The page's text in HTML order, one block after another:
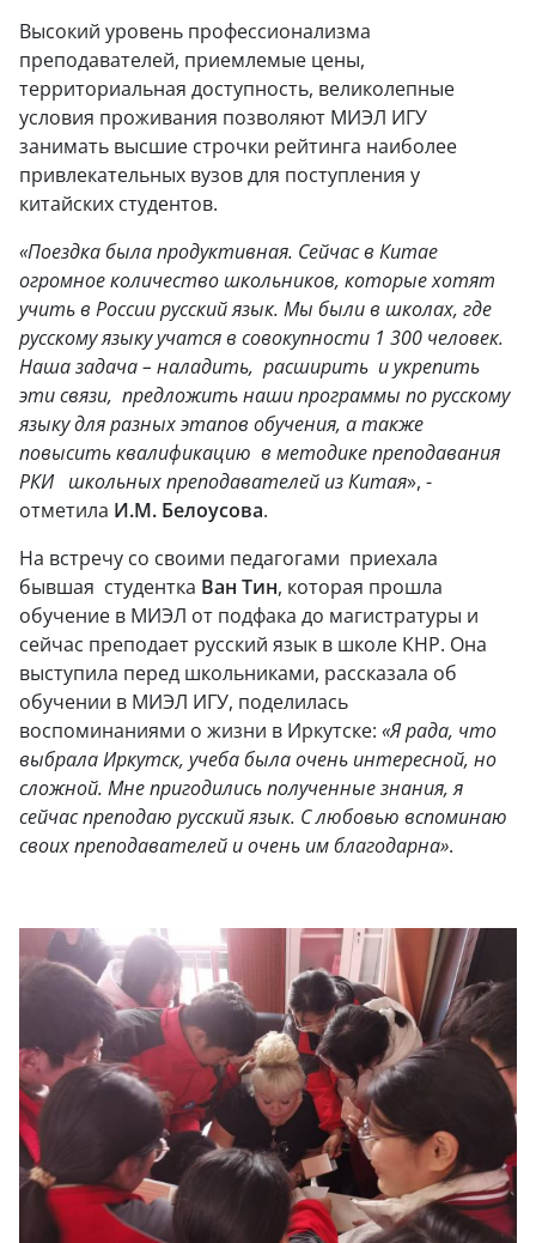
Высокий уровень профессионализма
преподавателей, приемлемые цены,
территориальная доступность, великолепные
условия проживания позволяют МИЭЛ ИГУ
занимать высшие строчки рейтинга наиболее
привлекательных вузов для поступления у
китайских студентов.
«Поездка была продуктивная. Сейчас в Китае
огромное количество школьников, которые хотят
учить в России русский язык. Мы были в школах, где
русскому языку учатся в совокупности 1 300 человек.
Наша задача – наладить, расширить и укрепить
эти связи, предложить наши программы по русскому
языку для разных этапов обучения, а также
повысить квалификацию в методике преподавания
РКИ школьных преподавателей из Китая», -
отметила И.М. Белоусова.
На встречу со своими педагогами приехала
бывшая студентка Ван Тин, которая прошла
обучение в МИЭЛ от подфака до магистратуры и
сейчас преподает русский язык в школе КНР. Она
выступила перед школьниками, рассказала об
обучении в МИЭЛ ИГУ, поделилась
воспоминаниями о жизни в Иркутске: «Я рада, что
выбрала Иркутск, учеба была очень интересной, но
сложной. Мне пригодились полученные знания, я
сейчас преподаю русский язык. С любовью вспоминаю
своих преподавателей и очень им благодарна».